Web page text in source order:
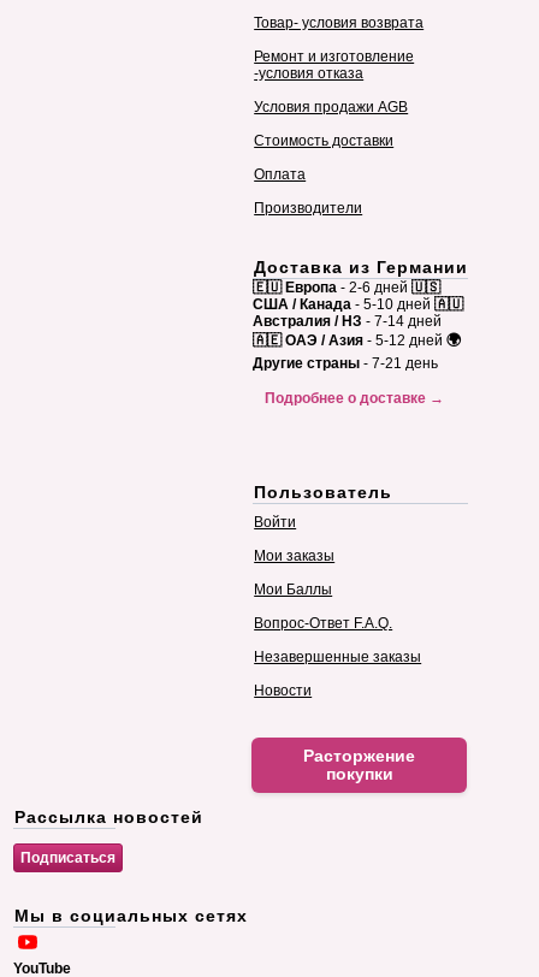
Товар- условия возврата
Ремонт и изготовление
-условия отказа
Условия продажи AGB
Стоимость доставки
Оплата
Производители
Доставка из Германии
🇪🇺 Европа - 2-6 дней 🇺🇸
США / Канада - 5-10 дней 🇦🇺
Австралия / НЗ - 7-14 дней
🇦🇪 ОАЭ / Азия - 5-12 дней 🌍
Другие страны - 7-21 день
Подробнее о доставке →
Пользователь
Войти
Мои заказы
Мои Баллы
Вопрос-Ответ F.A.Q.
Незавершенные заказы
Новости
Расторжение
покупки
Рассылка новостей
Мы в социальных сетях
YouTube